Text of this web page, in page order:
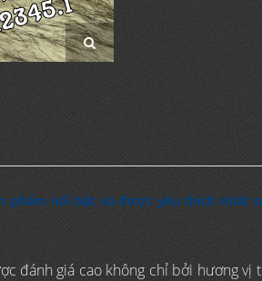
phẩm nổi bật và được yêu thích nhất
đánh giá cao không chỉ bởi hương vị